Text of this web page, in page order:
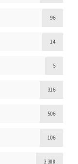
96
14
5
316
506
106
3 388